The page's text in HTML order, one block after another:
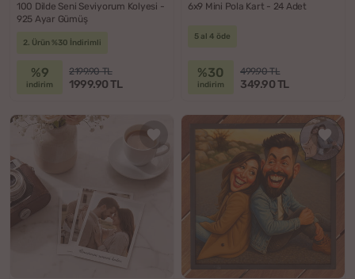
100 Dilde Seni Seviyorum Kolyesi -
925 Ayar Gümüş
2. Ürün %30 İndirimli
%9
indirim
2199.90 TL
1999.90 TL
6x9 Mini Pola Kart - 24 Adet
5 al 4 öde
%30
indirim
499.90 TL
349.90 TL